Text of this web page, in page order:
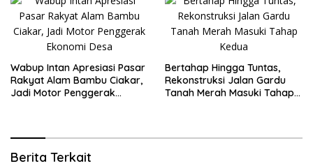
Wabup Intan Apresiasi Pasar
Rakyat Alam Bambu Ciakar,
Jadi Motor Penggerak
Bertahap Hingga Tuntas,
Rekonstruksi Jalan Gardu
Tanah Merah Masuki Tahap
Berita Terkait